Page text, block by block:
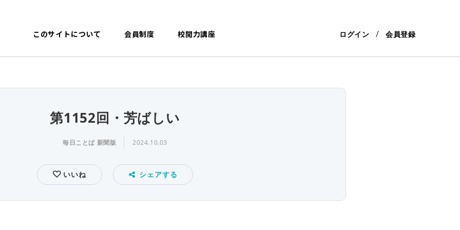
このサイトについて 会員制度 校閲力講座 ログイン 会員登録
第1152回・芳ばしい
毎日ことば 新聞版 2024.10.03
いいね シェアする